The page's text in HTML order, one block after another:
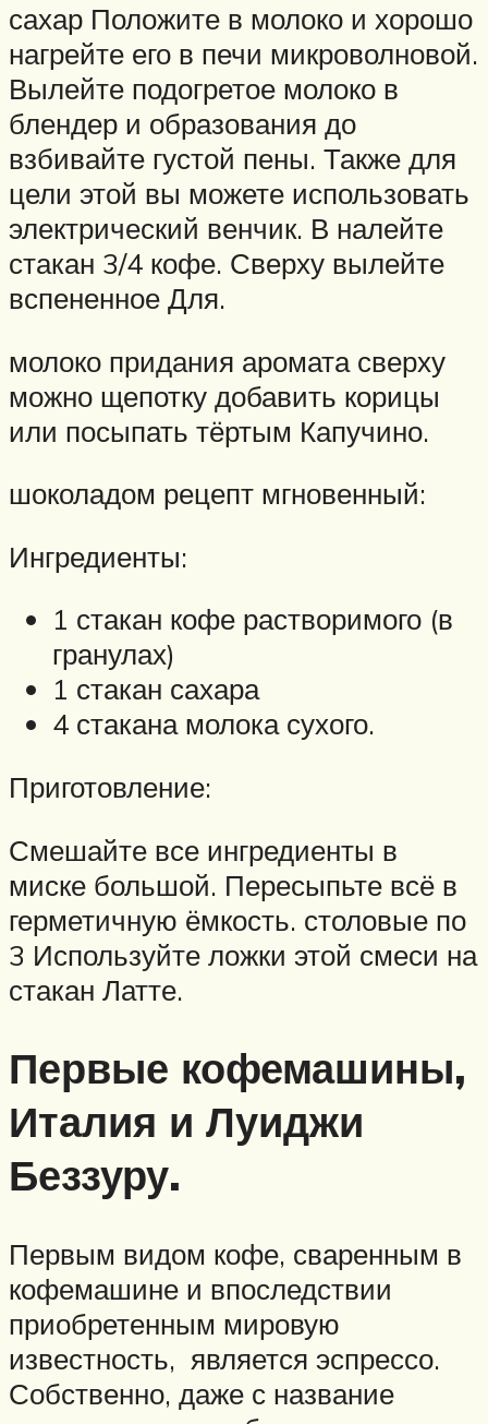
сахар Положите в молоко и хорошо
нагрейте его в печи микроволновой.
Вылейте подогретое молоко в
блендер и образования до
взбивайте густой пены. Также для
цели этой вы можете использовать
электрический венчик. В налейте
стакан 3/4 кофе. Сверху вылейте
вспененное Для.
молоко придания аромата сверху
можно щепотку добавить корицы
или посыпать тёртым Капучино.
шоколадом рецепт мгновенный:
Ингредиенты:
1 стакан кофе растворимого (в
гранулах)
1 стакан сахара
4 стакана молока сухого.
Приготовление:
Смешайте все ингредиенты в
миске большой. Пересыпьте всё в
герметичную ёмкость. столовые по
3 Используйте ложки этой смеси на
стакан Латте.
Первые кофемашины,
Италия и Луиджи
Беззуру.
Первым видом кофе, сваренным в
кофемашине и впоследствии
приобретенным мировую
известность, является эспрессо.
Собственно, даже с название